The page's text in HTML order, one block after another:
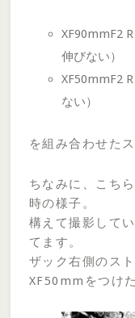
XF90mmF2
伸びない）
XF50mmF2
ない）
を組み合わせた
ちなみに、こち
時の様子。
構えて撮影して
てます。
ザック右側のス
XF50mmをつけ